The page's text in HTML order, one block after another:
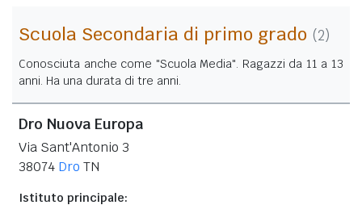
Scuola Secondaria di primo grado (2)
Conosciuta anche come "Scuola Media". Ragazzi da 11 a 13
anni. Ha una durata di tre anni.
Dro Nuova Europa
Via Sant'Antonio 3
38074 Dro TN
Istituto principale: